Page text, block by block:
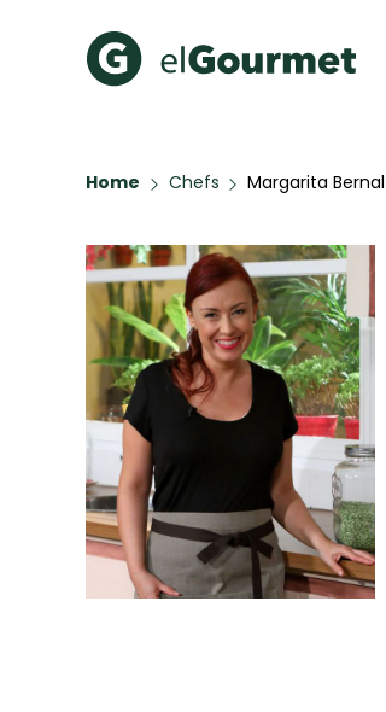
Aguachile de Camarón de
mi Papá
Galletas con Chispas de
Chocolate
Key Lime Pie
Red Velvet Cake
Todas las recetas
Home Chefs Margarita Bernal